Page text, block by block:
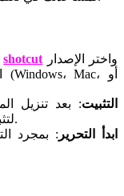
shotcut
التثبيت: بعد تنزيل
لتثبيت قطع الرصاص على جهاز الكمبيوتر.
ابدأ التحرير : بمجرد